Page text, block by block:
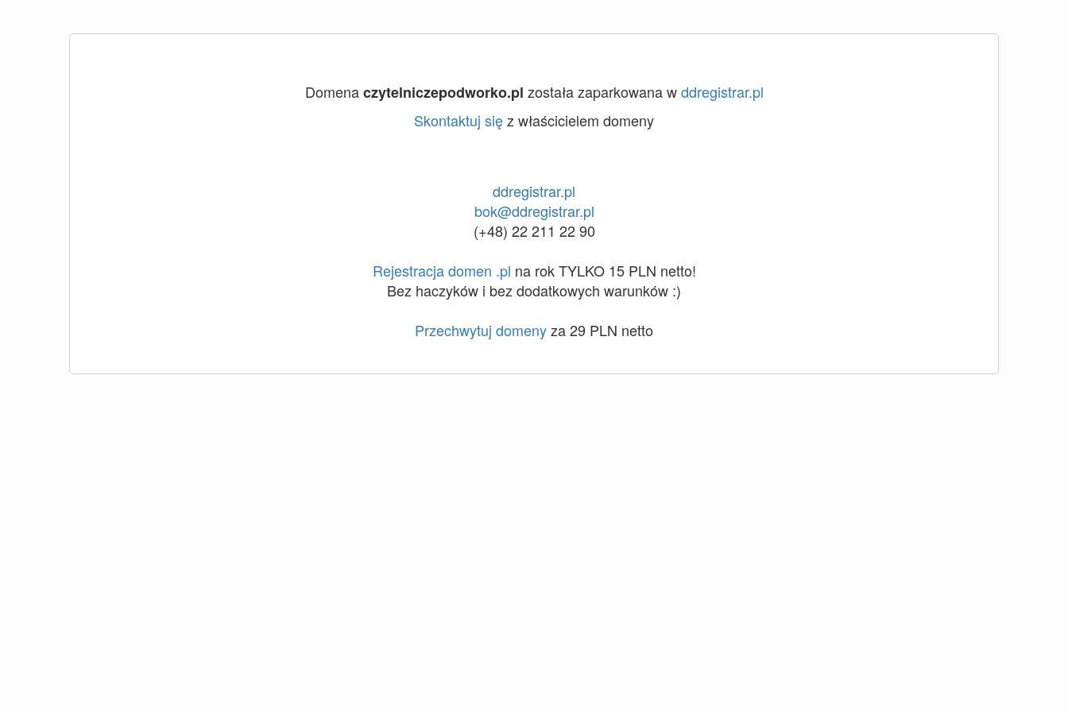
Domenaczytelniczepodworko.pl została zaparkowana wddregistrar.pl
Skontaktuj sięz właścicielem domeny
ddregistrar.pl
bok@ddregistrar.pl
(+48) 22 211 22 90
Rejestracja domen .pl na rok TYLKO 15 PLN netto!
Bez haczyków i bez dodatkowych warunków :)
Przechwytuj domenyza 29 PLN netto